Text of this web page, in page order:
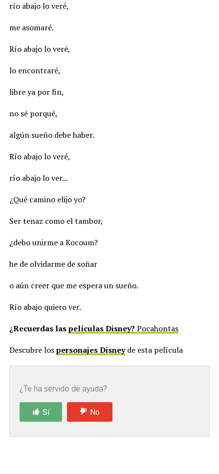
río abajo lo veré,
me asomaré.
Río abajo lo veré,
lo encontraré,
libre ya por fin,
no sé porqué,
algún sueño debe haber.
Río abajo lo veré,
río abajo lo ver...
¿Qué camino elijo yo?
Ser tenaz como el tambor,
¿debo unirme a Kocoum?
he de olvidarme de soñar
o aún creer que me espera un sueño.
Río abajo quiero ver.
¿Recuerdas laspelículas Disney? Pocahontas
Descubre lospersonajes Disneyde esta película
¿Te ha servido de ayuda?
Sí No